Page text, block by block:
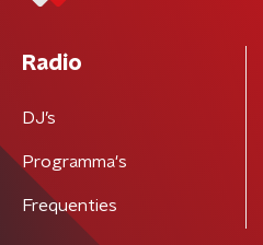
Radio
DJ’s
Programma's
Frequenties